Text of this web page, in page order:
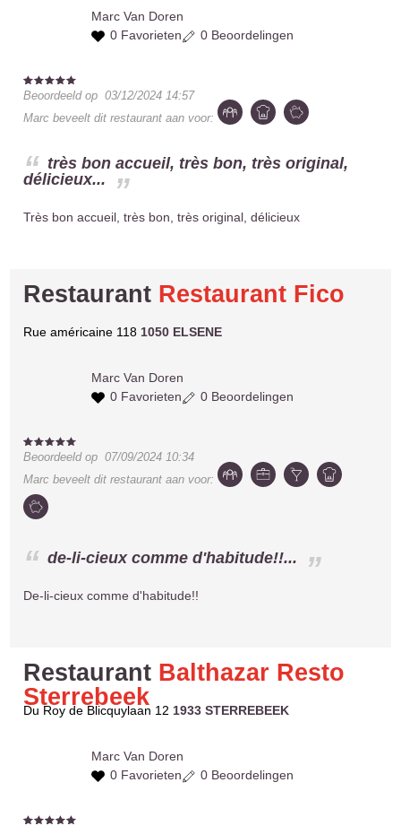
Marc Van Doren
0 Favorieten
0 Beoordelingen
Beoordeeld op03/12/2024 14:57
Marc beveelt dit restaurant aan voor:
très bon accueil, très bon, très original,
délicieux...
Très bon accueil, très bon, très original, délicieux
Restaurant Restaurant Fico
Rue américaine 1181050 ELSENE
Marc Van Doren
0 Favorieten
0 Beoordelingen
Beoordeeld op07/09/2024 10:34
Marc beveelt dit restaurant aan voor:
de-li-cieux comme d'habitude!!...
De-li-cieux comme d'habitude!!
Restaurant Balthazar Resto
Sterrebeek
Du Roy de Blicquylaan 12 1933 STERREBEEK
Marc Van Doren
0 Favorieten
0 Beoordelingen